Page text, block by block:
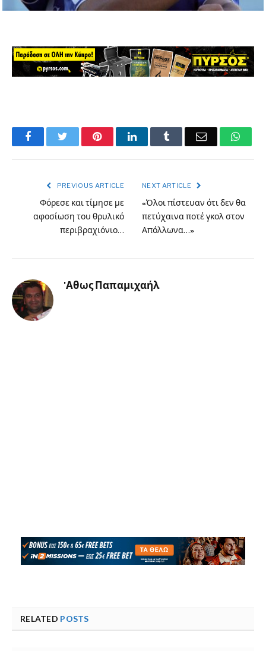
FacebookTwitter PinterestLinkedInTumblr Email
PREVIOUS ARTICLE
Φόρεσε και τίμησε με
αφοσίωση του θρυλικό
περιβραχιόνιο…
NEXT ARTICLE
«Όλοι πίστευαν ότι δεν θα
πετύχαινα ποτέ γκολ στον
Απόλλωνα…»
'Αθως Παπαμιχαήλ
RELATED POSTS